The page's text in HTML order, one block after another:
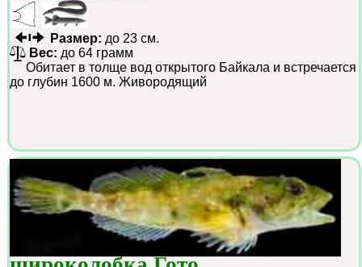
Размер: до 23 см.
Вес: до 64 грамм
Обитает в толще вод открытого Байкала и встречается
до глубин 1600 м. Живородящий